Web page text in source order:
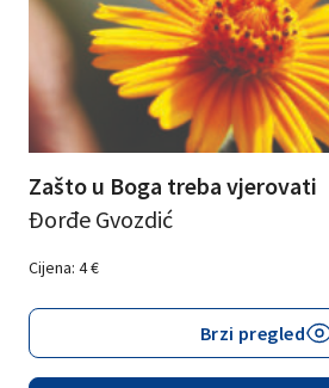
Zašto u Boga treba vjerovati
Đorđe Gvozdić
Cijena: 4€
Brzi pregled